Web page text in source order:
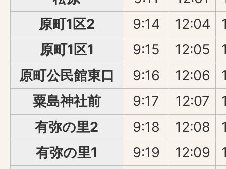
原町1区2
9:14 12:04
原町1区1
9:15 12:05
原町公民館東口
9:16 12:06
粟島神社前
9:17 12:07
有弥の里2
9:18 12:08
有弥の里1
9:19 12:09